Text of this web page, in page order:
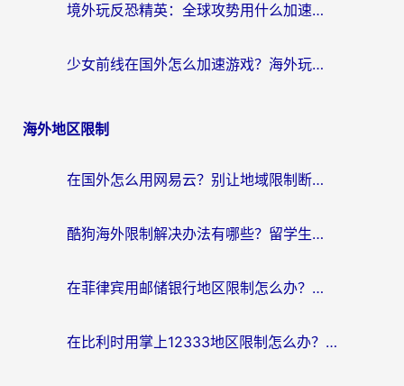
境外玩反恐精英：全球攻势用什么加速器？2026海外玩家亲测实用指南
少女前线在国外怎么加速游戏？海外玩家必看的国服游戏畅玩指南
海外地区限制
在国外怎么用网易云？别让地域限制断了你的中文歌单——附听书社交定位解决方案
酷狗海外限制解决办法有哪些？留学生亲测有效的回国加速指南
在菲律宾用邮储银行地区限制怎么办？海外华人必看的回国加速解决方案
在比利时用掌上12333地区限制怎么办？海外华人亲测有效的回国加速方案